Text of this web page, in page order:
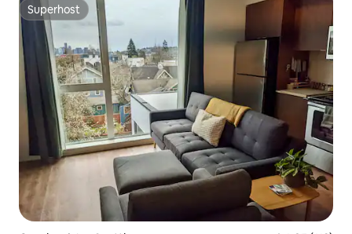
Superhost
Superhost